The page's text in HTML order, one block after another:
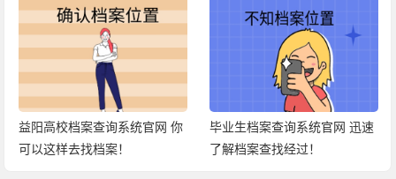
益阳高校档案查询系统官网 你
可以这样去找档案！
毕业生档案查询系统官网 迅速
了解档案查找经过！